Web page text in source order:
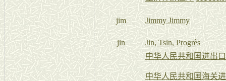
jim Jimmy Jimmy
jin
Jin, Tsin, Progrès
中华人民共和国进出
中华人民共和国海关